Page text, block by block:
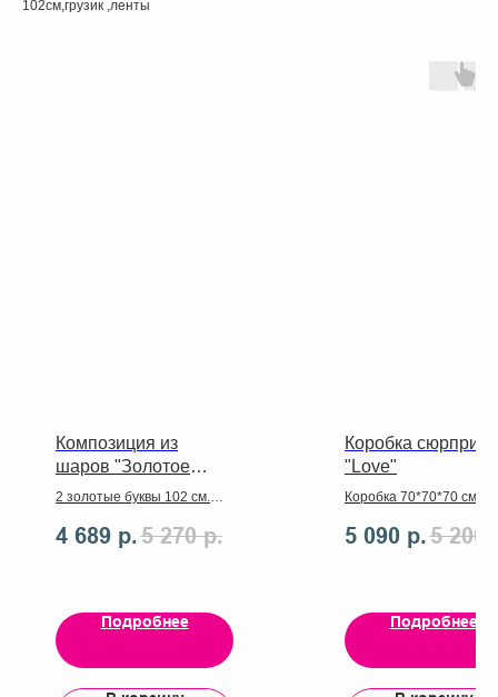
102см,грузик ,ленты
Композиция из
шаров "Золотое
признание"
2 золотые буквы 102 см.
дождике. 25 красных
4 689 р.5 270 р.
Подробнее
Коробка сюрприз
"Love"
Коробка 70*70*70 см.
красными сердцами,
5 090 р.5 200
Подробнее